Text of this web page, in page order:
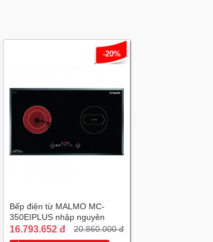
-20%
Bếp điện từ MALMO MC-
350EIPLUS nhập nguyên
chiếc Tây Ban Nha
16.793.652 đ 20.860.000 đ